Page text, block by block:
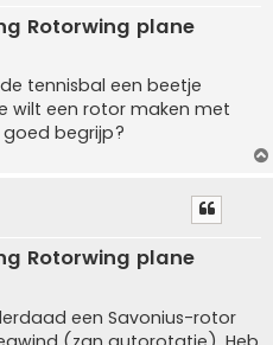
Rotorwing plane
tennisbal een beetje
wilt een rotor maken met
goed begrijp?
Rotorwing plane
een Savonius-rotor